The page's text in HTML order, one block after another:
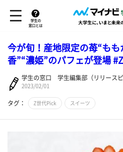
学生の
窓口とは
今が旬！産地限定の苺“もも
香”“濃姫”のパフェが登場
学生の窓口 学生編集部（リリースピ
2023/02/01
タグ： Z世代Pick スイーツ